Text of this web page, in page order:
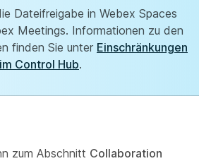
Dateifreigabe in Webex Spaces
Meetings. Informationen zu den
finden Sie unter Einschränkungen
Control Hub.
zum Abschnitt Collaboration